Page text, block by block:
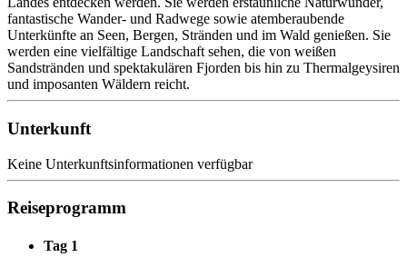
fantastische Wander- und Radwege sowie atemberaubende
Unterkünfte an Seen, Bergen, Stränden und im Wald genießen. Sie
werden eine vielfältige Landschaft sehen, die von weißen
Sandstränden und spektakulären Fjorden bis hin zu Thermalgeysiren
und imposanten Wäldern reicht.
Unterkunft
Keine Unterkunftsinformationen verfügbar
Reiseprogramm
Tag 1